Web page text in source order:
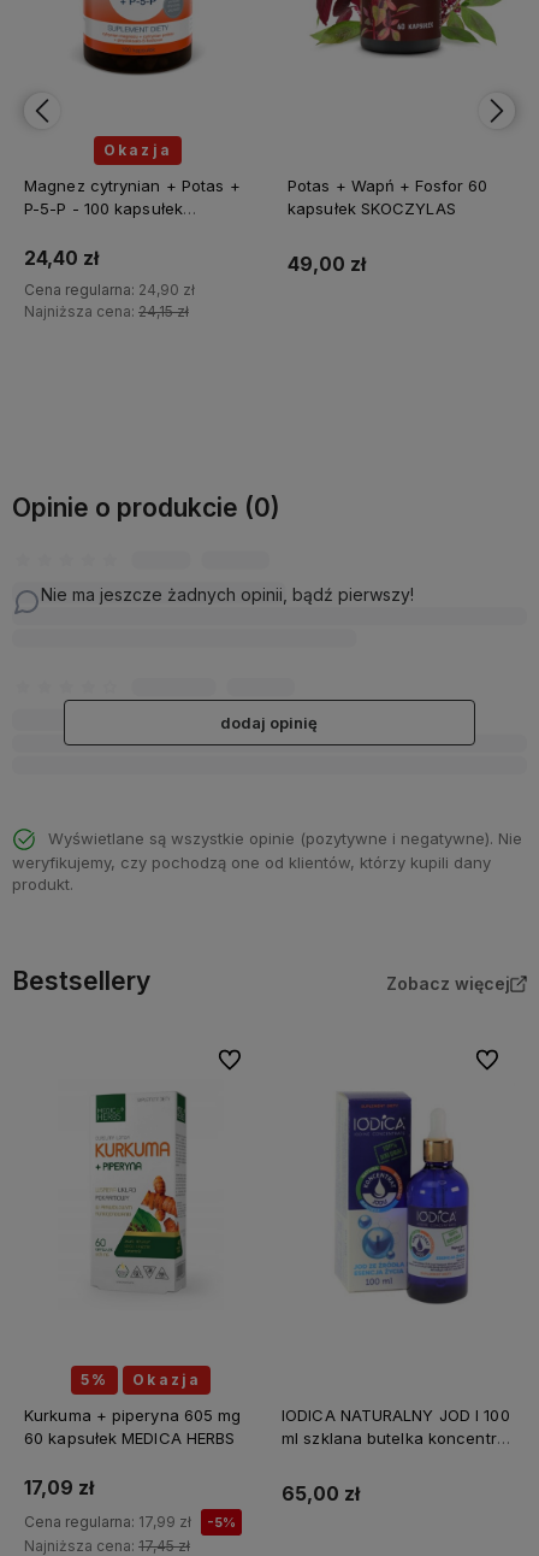
Okazja
Magnez cytrynian + Potas +
P-5-P - 100 kapsułek
24,40 zł
Cena regularna: 24,90 zł
Najniższa cena: 24,15 zł
Potas + Wapń + Fosfor 60
kapsułek SKOCZYLAS
49,00 zł
Opinie o produkcie (0)
Nie ma jeszcze żadnych opinii, bądź pierwszy!
dodaj opinię
Wyświetlane są wszystkie opinie (pozytywne i negatywne). Nie
weryfikujemy, czy pochodzą one od klientów, którzy kupili dany
produkt.
Bestsellery Zobacz więcej
5% Okazja
Kurkuma + piperyna 605 mg
60 kapsułek MEDICA HERBS
17,09 zł
Cena regularna: 17,99 zł -5%
Najniższa cena: 17,45 zł
Do ulubionych
IODICA NATURALNY JOD I 100
ml szklana butelka koncentrat
65,00 zł
Do